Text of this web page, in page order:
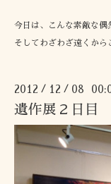
今日は、こんな素敵な偶
そしてわざわざ遠くから
2012 / 12 / 08
遺作展２日目